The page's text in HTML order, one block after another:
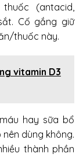
(antacid,
Cố gắng giữ
thuốc này.
vitamin D3
hay sữa bổ
dùng không.
thành phần